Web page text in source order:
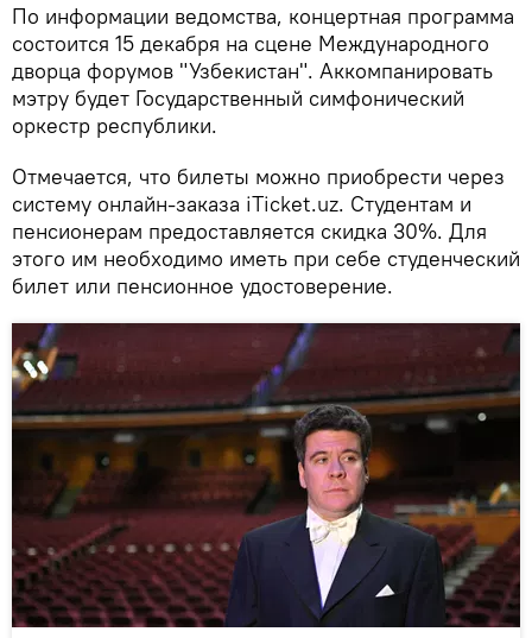
По информации ведомства, концертная программа
состоится 15 декабря на сцене Международного
дворца форумов "Узбекистан". Аккомпанировать
мэтру будет Государственный симфонический
оркестр республики.
Отмечается, что билеты можно приобрести через
систему онлайн-заказа iTicket.uz. Студентам и
пенсионерам предоставляется скидка 30%. Для
этого им необходимо иметь при себе студенческий
билет или пенсионное удостоверение.